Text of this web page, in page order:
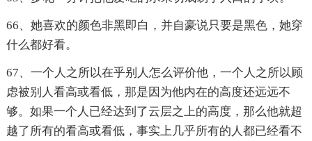
66、她喜欢的颜色非黑即白，并自豪说只要是黑色，她穿
什么都好看。
67、一个人之所以在乎别人怎么评价他，一个人之所以顾
虑被别人看高或看低，那是因为他内在的高度还远远不
够。如果一个人已经达到了云层之上的高度，那么他就超
越了所有的看高或看低，事实上几乎所有的人都已经看不